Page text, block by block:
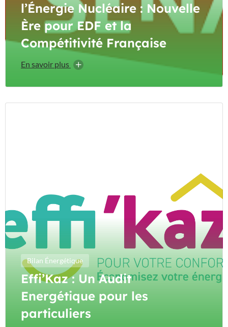
l’Énergie Nucléaire : Nouvelle
Ère pour EDF et la
Compétitivité Française
En savoir plus
Bilan Énergétique
Effi’Kaz : Un Audit
Energétique pour les
particuliers